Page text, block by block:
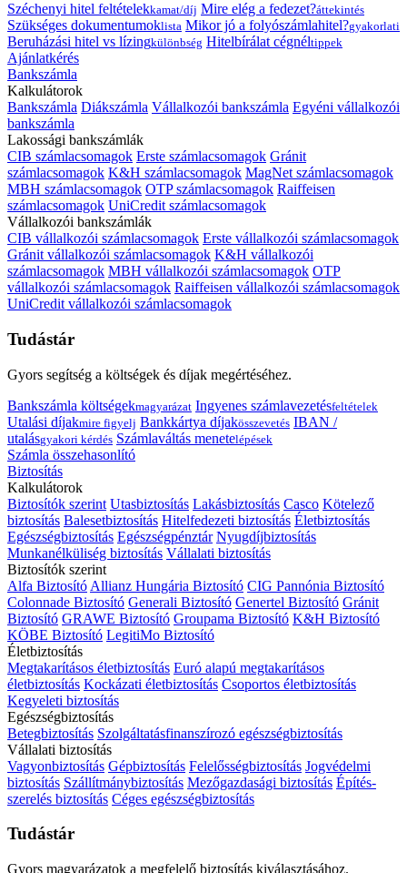
Széchenyi hitel feltételekkamat/díj Mire elég a fedezet?áttekintés
Szükséges dokumentumoklista Mikor jó a folyószámlahitel?gyakorlati
Beruházási hitel vs lízingkülönbség Hitelbírálat cégnéltippek
Ajánlatkérés
Bankszámla
Kalkulátorok
Bankszámla Diákszámla Vállalkozói bankszámla Egyéni vállalkozói
bankszámla
Lakossági bankszámlák
CIB számlacsomagok Erste számlacsomagok Gránit
számlacsomagok K&H számlacsomagok MagNet számlacsomagok
MBH számlacsomagok OTP számlacsomagok Raiffeisen
számlacsomagok UniCredit számlacsomagok
Vállalkozói bankszámlák
CIB vállalkozói számlacsomagok Erste vállalkozói számlacsomagok
Gránit vállalkozói számlacsomagok K&H vállalkozói
számlacsomagok MBH vállalkozói számlacsomagok OTP
vállalkozói számlacsomagok Raiffeisen vállalkozói számlacsomagok
UniCredit vállalkozói számlacsomagok
Tudástár
Gyors segítség a költségek és díjak megértéséhez.
Bankszámla költségekmagyarázat Ingyenes számlavezetésfeltételek
Utalási díjakmire figyelj Bankkártya díjakösszevetés IBAN /
utalásgyakori kérdés Számlaváltás menetelépések
Számla összehasonlító
Biztosítás
Kalkulátorok
Biztosítók szerint Utasbiztosítás Lakásbiztosítás Casco Kötelező
biztosítás Balesetbiztosítás Hitelfedezeti biztosítás Életbiztosítás
Egészségbiztosítás Egészségpénztár Nyugdíjbiztosítás
Munkanélküliség biztosítás Vállalati biztosítás
Biztosítók szerint
Alfa Biztosító Allianz Hungária Biztosító CIG Pannónia Biztosító
Colonnade Biztosító Generali Biztosító Genertel Biztosító Gránit
Biztosító GRAWE Biztosító Groupama Biztosító K&H Biztosító
KÖBE Biztosító LegitiMo Biztosító
Életbiztosítás
Megtakarításos életbiztosítás Euró alapú megtakarításos
életbiztosítás Kockázati életbiztosítás Csoportos életbiztosítás
Kegyeleti biztosítás
Egészségbiztosítás
Betegbiztosítás Szolgáltatásfinanszírozó egészségbiztosítás
Vállalati biztosítás
Vagyonbiztosítás Gépbiztosítás Felelősségbiztosítás Jogvédelmi
biztosítás Szállítmánybiztosítás Mezőgazdasági biztosítás Építés-
szerelés biztosítás Céges egészségbiztosítás
Tudástár
Gyors magyarázatok a megfelelő biztosítás kiválasztásához.